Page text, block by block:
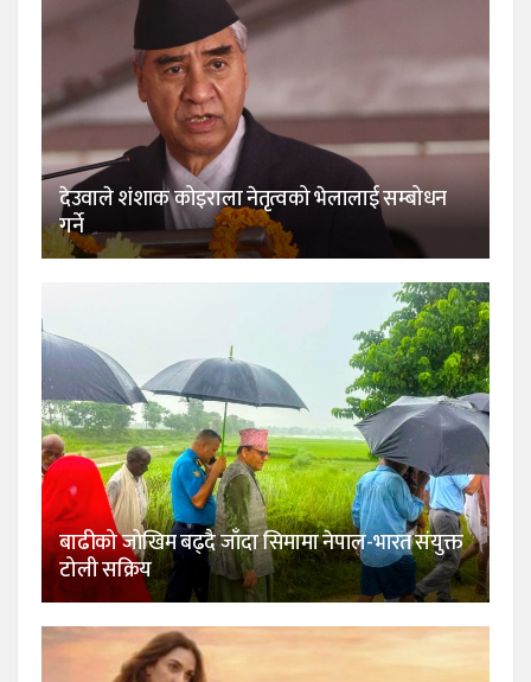
देउवाले शंशाक कोइराला नेतृत्वको भेलालाई सम्बोधन
गर्ने
बाढीको जोखिम बढ्दै जाँदा सिमामा नेपाल-भारत संयुक्त
टोली सक्रिय